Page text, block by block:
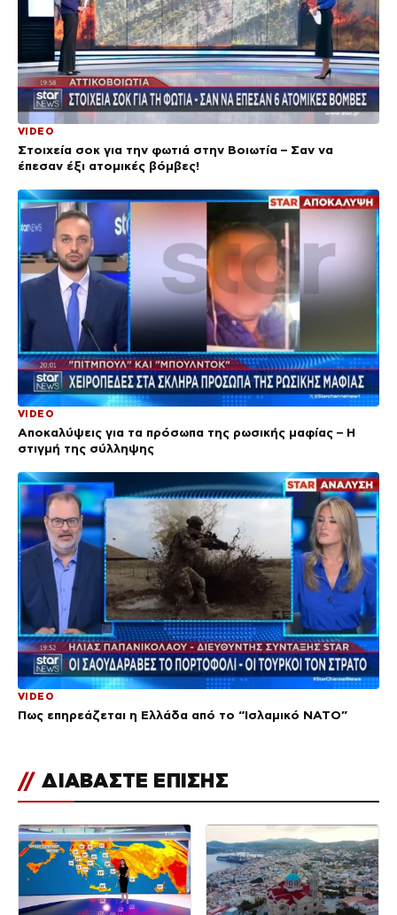
VIDEO
Στοιχεία σοκ για την φωτιά στην Βοιωτία – Σαν να
έπεσαν έξι ατομικές βόμβες!
VIDEO
Αποκαλύψεις για τα πρόσωπα της ρωσικής μαφίας – Η
στιγμή της σύλληψης
VIDEO
Πως επηρεάζεται η Ελλάδα από το “Ισλαμικό ΝΑΤΟ”
// ΔΙΑΒΑΣΤΕ ΕΠΙΣΗΣ